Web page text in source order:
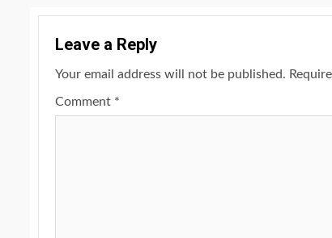
Leave a Reply
Your email address will not be published.
Comment *